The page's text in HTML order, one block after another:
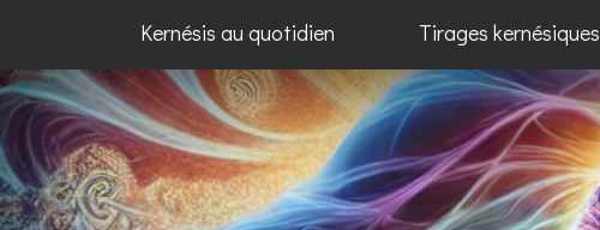
Kernésis au quotidien Tirages kernésiques